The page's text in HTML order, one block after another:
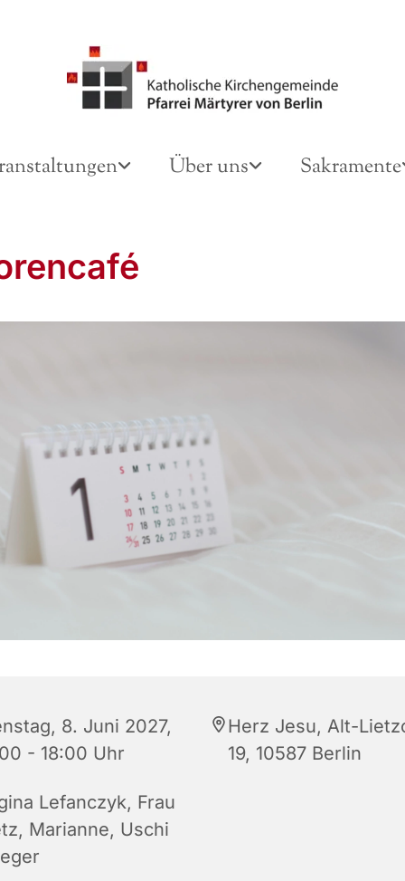
Über uns Sakramente
8. Juni 2027,
- 18:00 Uhr
Herz Jesu, Alt-
19, 10587 Berlin
Lefanczyk, Frau
Marianne, Uschi